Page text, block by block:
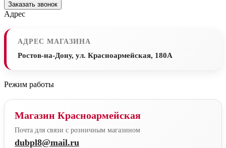
Заказать звонок
Адрес
АДРЕС МАГАЗИНА
Ростов-на-Дону, ул. Красноармейская, 180А
Режим работы
Магазин Красноармейская
Почта для связи с розничным магазином
dubpl8@mail.ru